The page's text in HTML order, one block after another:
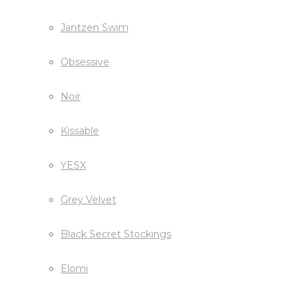
Jantzen Swim
Obsessive
Noir
Kissable
YESX
Grey Velvet
Black Secret Stockings
Elomi